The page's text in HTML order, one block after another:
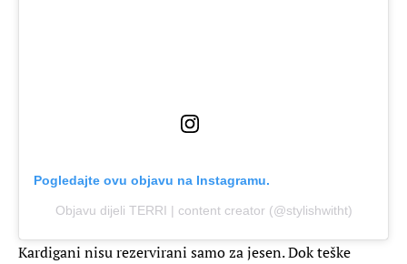
Pogledajte ovu objavu na Instagramu.
Objavu dijeli TERRI | content creator (@stylishwitht)
Kardigani nisu rezervirani samo za jesen. Dok teške